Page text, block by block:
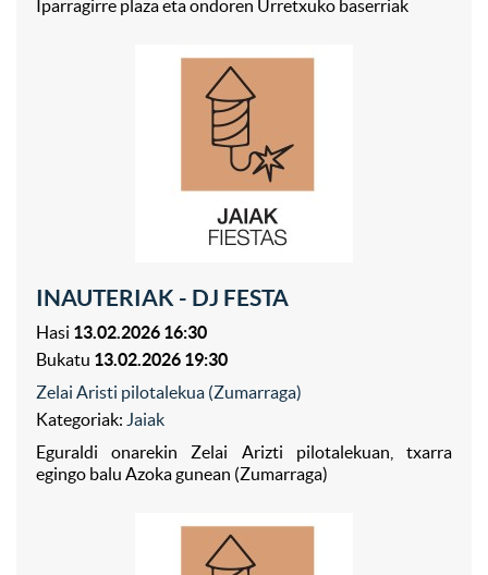
Iparragirre plaza eta ondoren Urretxuko baserriak
INAUTERIAK - DJ FESTA
Hasi 13.02.2026 16:30
Bukatu 13.02.2026 19:30
Zelai Aristi pilotalekua (Zumarraga)
Kategoriak: Jaiak
Eguraldi onarekin Zelai Arizti pilotalekuan, txarra
egingo balu Azoka gunean (Zumarraga)